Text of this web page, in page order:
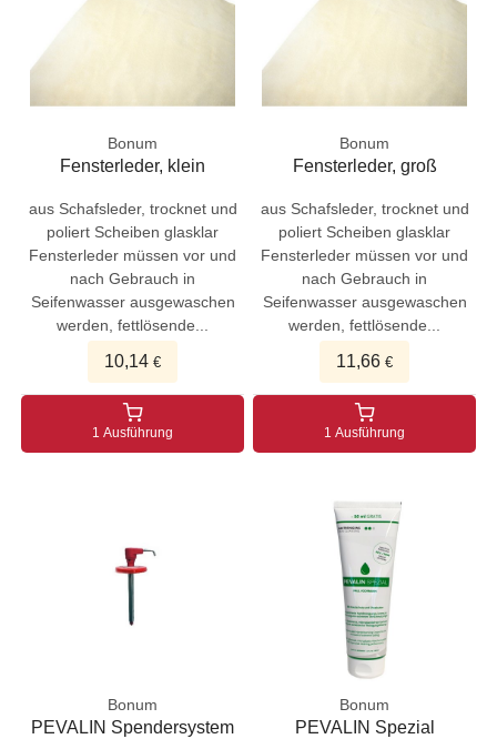
Bonum
Fensterleder, klein
aus Schafsleder, trocknet und
poliert Scheiben glasklar
Fensterleder müssen vor und
nach Gebrauch in
Seifenwasser ausgewaschen
werden, fettlösende...
10,14 €
1 Ausführung
Bonum
Fensterleder, groß
aus Schafsleder, trocknet und
poliert Scheiben glasklar
Fensterleder müssen vor und
nach Gebrauch in
Seifenwasser ausgewaschen
werden, fettlösende...
11,66 €
1 Ausführung
Bonum
PEVALIN Spendersystem
Bonum
PEVALIN Spezial